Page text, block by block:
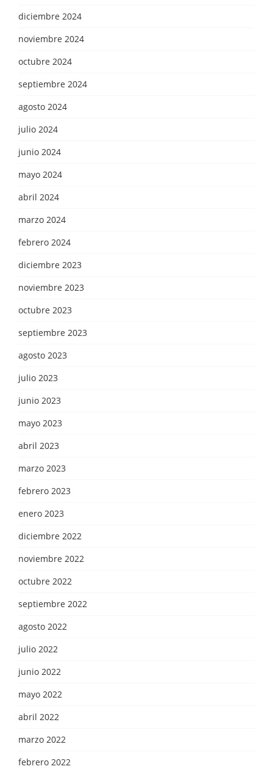
diciembre 2024
noviembre 2024
octubre 2024
septiembre 2024
agosto 2024
julio 2024
junio 2024
mayo 2024
abril 2024
marzo 2024
febrero 2024
diciembre 2023
noviembre 2023
octubre 2023
septiembre 2023
agosto 2023
julio 2023
junio 2023
mayo 2023
abril 2023
marzo 2023
febrero 2023
enero 2023
diciembre 2022
noviembre 2022
octubre 2022
septiembre 2022
agosto 2022
julio 2022
junio 2022
mayo 2022
abril 2022
marzo 2022
febrero 2022